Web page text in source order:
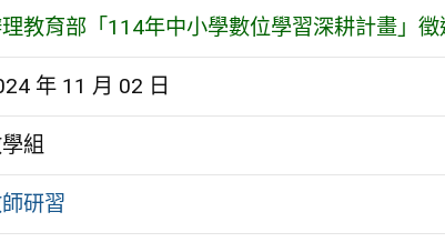
教育部「114年中小學數位學習深耕計畫」徵
年 11 月 02 日
組
研習